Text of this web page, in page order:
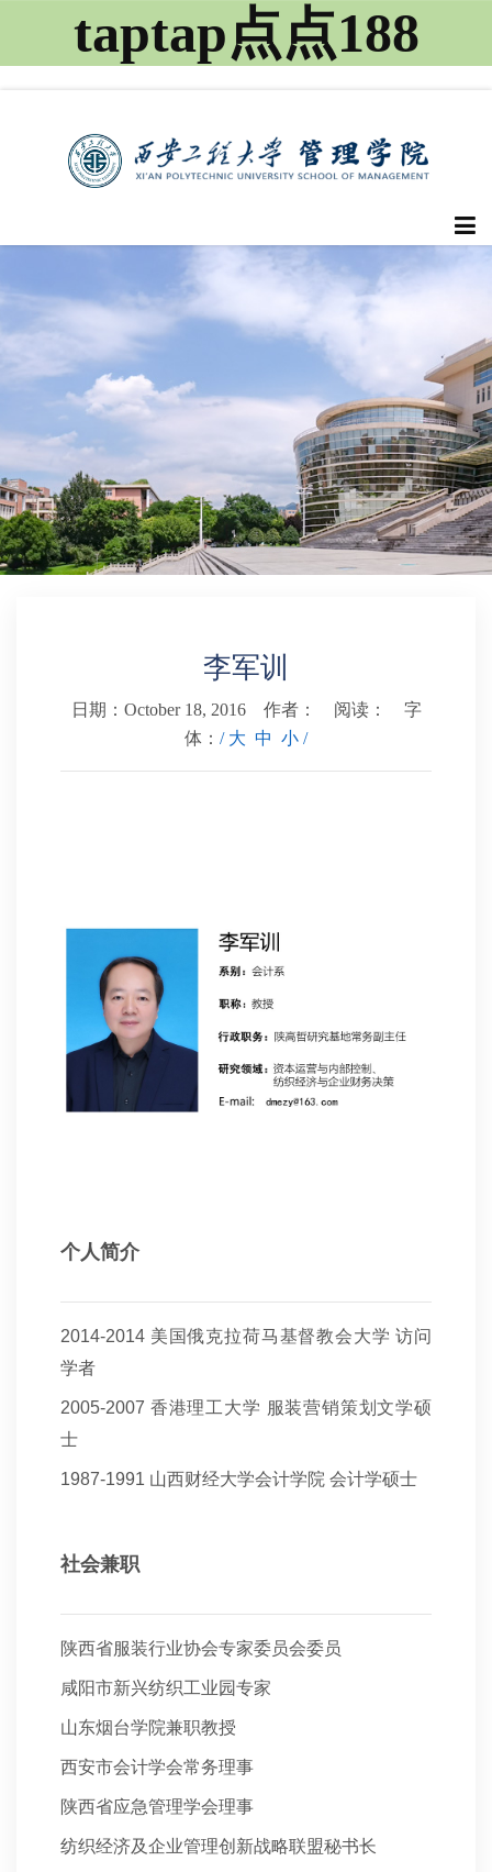
taptap点点188
点点概况
教师队伍
学科建设
李军训
日期：October 18, 2016 作者： 阅读：
字
体： / 大 中 小 /
个人简介
2014-2014 美国俄克拉荷马基督教会大学 访问
学者
2005-2007 香港理工大学 服装营销策划文学硕
士
1987-1991 山西财经大学会计学院 会计学硕士
社会兼职
陕西省服装行业协会专家委员会委员
咸阳市新兴纺织工业园专家
山东烟台学院兼职教授
西安市会计学会常务理事
陕西省应急管理学会理事
纺织经济及企业管理创新战略联盟秘书长